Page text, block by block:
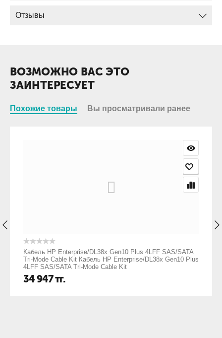
Отзывы
ВОЗМОЖНО ВАС ЭТО
ЗАИНТЕРЕСУЕТ
Похожие товары Вы просматривали ранее
Кабель HP Enterprise/DL38x Gen10 Plus 4LFF SAS/SATA
Tri-Mode Cable Kit Кабель HP Enterprise/DL38x Gen10 Plus
4LFF SAS/SATA Tri-Mode Cable Kit
34 947тг.